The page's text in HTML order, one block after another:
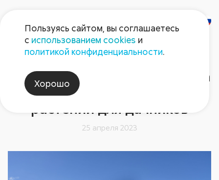
«Август» вложит 300 млн
руб. в развитие производства
препаратов для защиты
растений для дачников
25 апреля 2023
Пользуясь сайтом, вы соглашаетесь
с использованием cookies и
политикой конфиденциальности.
Хорошо